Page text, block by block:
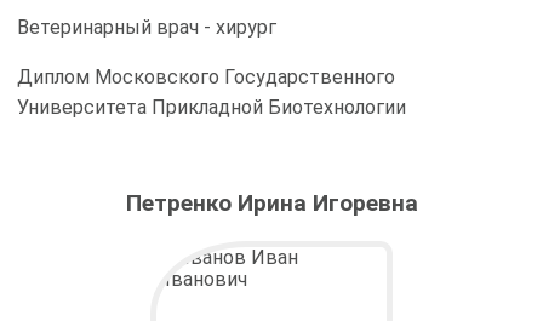
Ветеринарный врач - хирург
Диплом Московского Государственного
Университета Прикладной Биотехнологии
Петренко Ирина Игоревна